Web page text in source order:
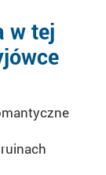
w tej